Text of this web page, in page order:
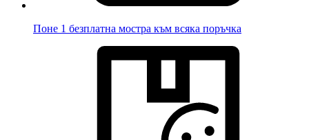
Поне 1 безплатна мостра към всяка поръчка